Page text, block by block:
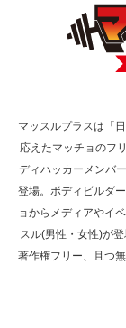
マッスルプラスは「
応えたマッチョのフ
ディハッカーメンバ
登場。ボディビルダ
ョからメディアやイ
スル(男性・女性)が
著作権フリー、且つ